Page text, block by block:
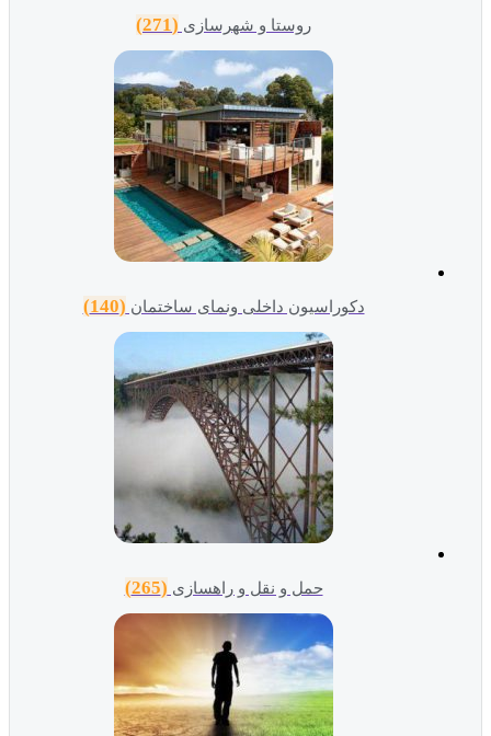
روستا و شهرسازی(271)
دکوراسیون داخلی ونمای ساختمان(140)
حمل و نقل و راهسازی (265)